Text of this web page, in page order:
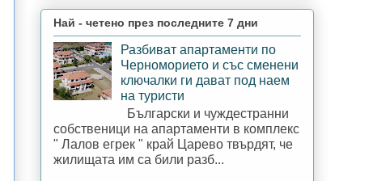
Най - четено през последните 7 дни
Разбиват апартаменти по
Черноморието и със сменени
ключалки ги дават под наем
на туристи
Български и чуждестранни
собственици на апартаменти в комплекс
" Лалов егрек " край Царево твърдят, че
жилищата им са били разб...